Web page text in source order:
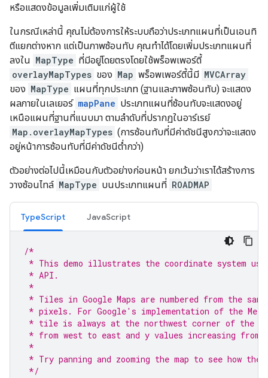
หรือแสดงข้อมูลเพิ่มเติมแก่ผู้ใช้
ในกรณีเหล่านี้ คุณไม่ต้องการให้ระบบถือว่าประเภทแผนที่เป็นเอนทิ
ตีแยกต่างหาก แต่เป็นภาพซ้อนทับ คุณทำได้โดยเพิ่มประเภทแผนที่
ลงใน MapType ที่มีอยู่โดยตรงโดยใช้พร็อพเพอร์ตี้
overlayMapTypes ของ Map พร็อพเพอร์ตี้นี้มี MVCArray
ของ MapType แผนที่ทุกประเภท (ฐานและภาพซ้อนทับ) จะแสดง
ผลภายในเลเยอร์ mapPane ประเภทแผนที่ซ้อนทับจะแสดงอยู่
เหนือแผนที่ฐานที่แนบมา ตามลำดับที่ปรากฏในอาร์เรย์
Map.overlayMapTypes (การซ้อนทับที่มีค่าดัชนีสูงกว่าจะแสดง
อยู่หน้าการซ้อนทับที่มีค่าดัชนีต่ำกว่า)
ตัวอย่างต่อไปนี้เหมือนกับตัวอย่างก่อนหน้า ยกเว้นว่าเราได้สร้างการ
วางซ้อนไทล์ MapType บนประเภทแผนที่ ROADMAP
TypeScript JavaScript
/*
* This demo illustrates the coordinate system
* API.
*
* Tiles in Google Maps are numbered from the
* pixels. For Google's implementation of the
* tile is always at the northwest corner of the
* from west to east and y values increasing from
*
* Try panning and zooming the map to see how the
*/